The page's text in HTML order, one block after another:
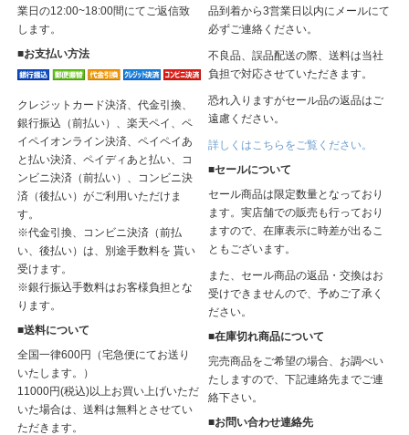
業日の12:00~18:00間にてご返信致
します。
■お支払い方法
クレジットカード決済、代金引換、
銀行振込（前払い）、楽天ペイ、ペ
イペイオンライン決済、ペイペイあ
と払い決済、ペイディあと払い、コ
ンビニ決済（前払い）、コンビニ決
済（後払い）がご利用いただけま
す。
※代金引換、コンビニ決済（前払
い、後払い）は、別途手数料を 貰い
受けます。
※銀行振込手数料はお客様負担とな
ります。
■送料について
全国一律600円（宅急便にてお送り
いたします。）
11000円(税込)以上お買い上げいただ
いた場合は、送料は無料とさせてい
ただきます。
品到着から3営業日以内にメールにて
必ずご連絡ください。
不良品、誤品配送の際、送料は当社
負担で対応させていただきます。
恐れ入りますがセール品の返品はご
遠慮ください。
詳しくはこちらをご覧ください。
■セールについて
セール商品は限定数量となっており
ます。実店舗での販売も行っており
ますので、在庫表示に時差が出るこ
ともございます。
また、セール商品の返品・交換はお
受けできませんので、予めご了承く
ださい。
■在庫切れ商品について
完売商品をご希望の場合、お調べい
たしますので、下記連絡先までご連
絡下さい。
■お問い合わせ連絡先